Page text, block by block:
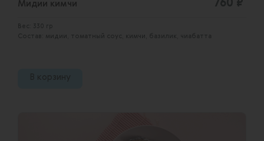
Мидии кимчи 760 ₽
Вес: 330 гр
Состав: мидии, томатный соус, кимчи, базилик, чиабатта